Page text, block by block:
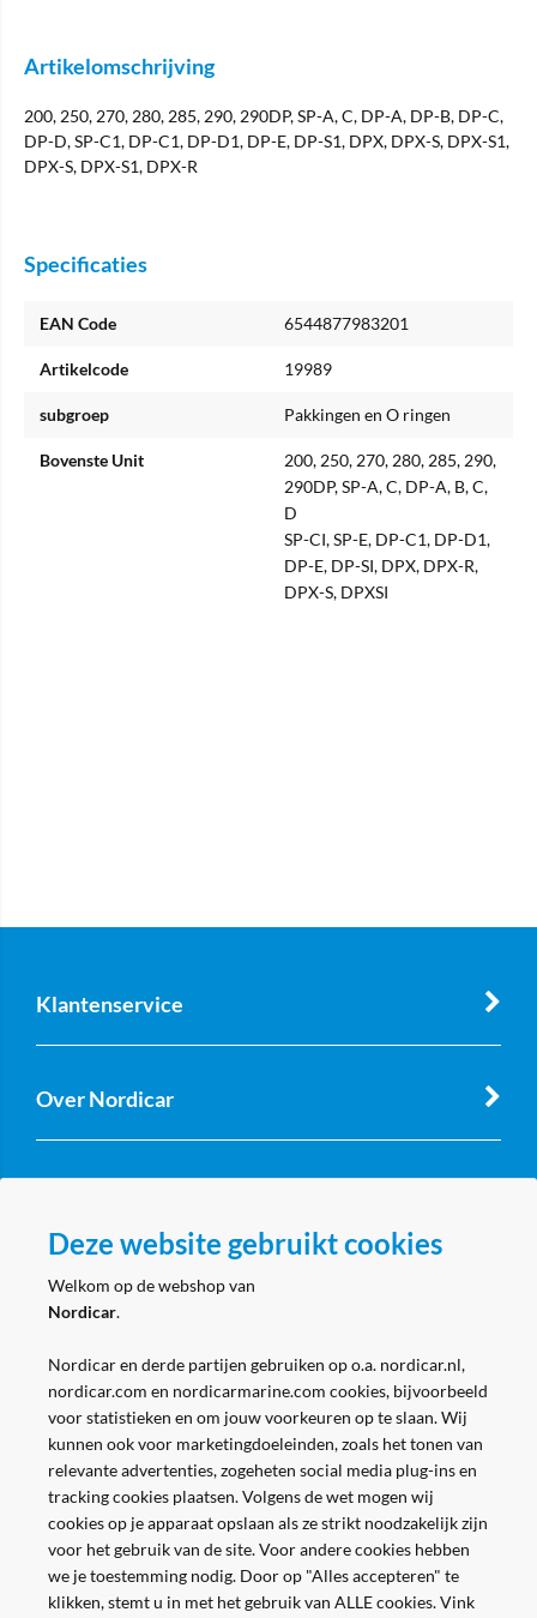
Artikelomschrijving
200, 250, 270, 280, 285, 290, 290DP, SP-A, C, DP-A, DP-B, DP-C,
DP-D, SP-C1, DP-C1, DP-D1, DP-E, DP-S1, DPX, DPX-S, DPX-S1,
DPX-S, DPX-S1, DPX-R
Specificaties
EAN Code 6544877983201
Artikelcode 19989
subgroep Pakkingen en O ringen
Bovenste Unit
200, 250, 270, 280, 285, 290,
290DP, SP-A, C, DP-A, B, C,
D
SP-CI, SP-E, DP-C1, DP-D1,
DP-E, DP-SI, DPX, DPX-R,
DPX-S, DPXSI
Klantenservice
Over Nordicar
Volg ons
Deze website gebruikt cookies
Welkom op de webshop van
Nordicar.
Nordicar en derde partijen gebruiken op o.a. nordicar.nl,
nordicar.com en nordicarmarine.com cookies, bijvoorbeeld
voor statistieken en om jouw voorkeuren op te slaan. Wij
kunnen ook voor marketingdoeleinden, zoals het tonen van
relevante advertenties, zogeheten social media plug-ins en
tracking cookies plaatsen. Volgens de wet mogen wij
cookies op je apparaat opslaan als ze strikt noodzakelijk zijn
voor het gebruik van de site. Voor andere cookies hebben
we je toestemming nodig. Door op "Alles accepteren" te
klikken, stemt u in met het gebruik van ALLE cookies. Vink